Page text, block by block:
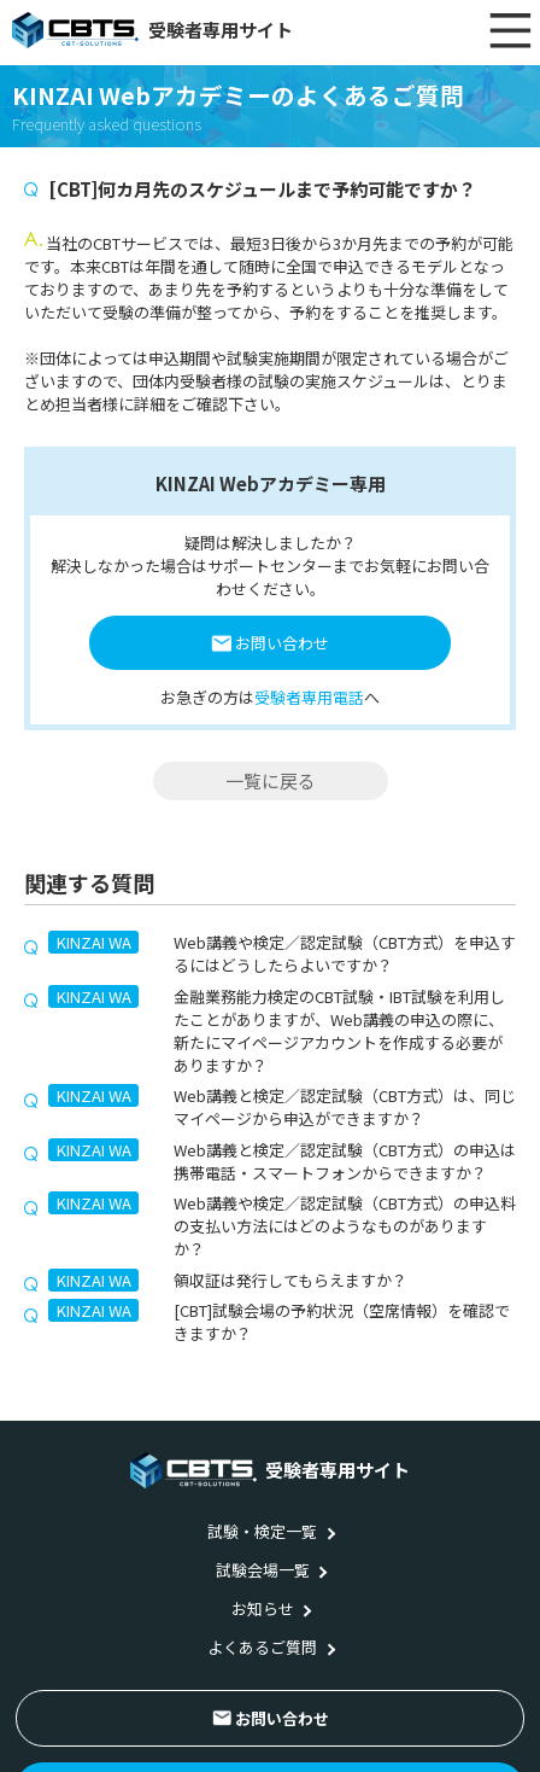
受験者専用サイト
KINZAI Webアカデミーのよくあるご質問
Frequently asked questions
[CBT]何カ月先のスケジュールまで予約可能ですか？
当社のCBTサービスでは、最短3日後から3か月先までの予約が可能
です。本来CBTは年間を通して随時に全国で申込できるモデルとなっ
ておりますので、あまり先を予約するというよりも十分な準備をして
いただいて受験の準備が整ってから、予約をすることを推奨します。
※団体によっては申込期間や試験実施期間が限定されている場合がご
ざいますので、団体内受験者様の試験の実施スケジュールは、とりま
とめ担当者様に詳細をご確認下さい。
KINZAI Webアカデミー専用
疑問は解決しましたか？
解決しなかった場合はサポートセンターまでお気軽にお問い合
わせください。
お問い合わせ
お急ぎの方は受験者専用電話へ
一覧に戻る
関連する質問
KINZAI WA
Web講義や検定／認定試験（CBT方式）を申込す
るにはどうしたらよいですか？
KINZAI WA
金融業務能力検定のCBT試験・IBT試験を利用し
たことがありますが、Web講義の申込の際に、
新たにマイページアカウントを作成する必要が
ありますか？
KINZAI WA
Web講義と検定／認定試験（CBT方式）は、同じ
マイページから申込ができますか？
KINZAI WA
Web講義と検定／認定試験（CBT方式）の申込は
携帯電話・スマートフォンからできますか？
KINZAI WA
Web講義や検定／認定試験（CBT方式）の申込料
の支払い方法にはどのようなものがあります
か？
KINZAI WA
領収証は発行してもらえますか？
KINZAI WA
[CBT]試験会場の予約状況（空席情報）を確認で
きますか？
受験者専用サイト
試験・検定一覧
試験会場一覧
お知らせ
よくあるご質問
お問い合わせ